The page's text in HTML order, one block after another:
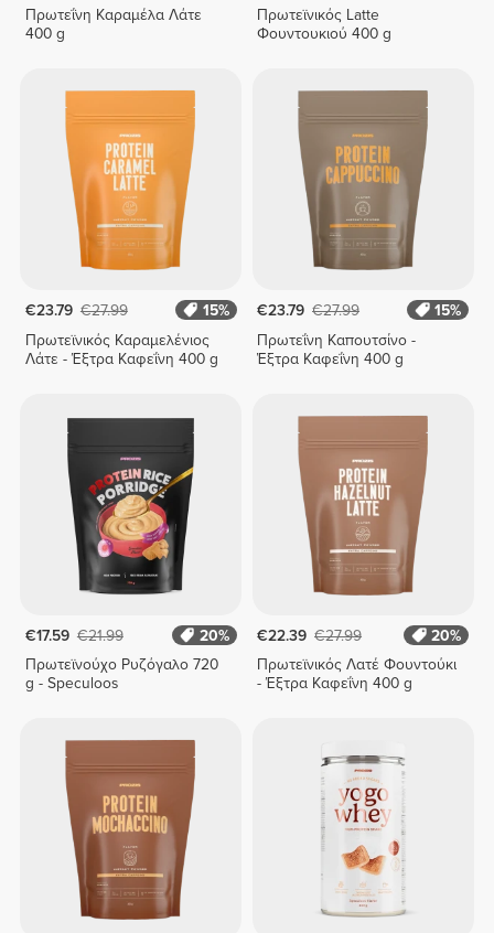
Πρωτεΐνη Καραμέλα Λάτε
400 g
Πρωτεϊνικός Latte
Φουντουκιού 400 g
€23.79 €27.99
15%
Πρωτεϊνικός Καραμελένιος
Λάτε - Έξτρα Καφεΐνη 400 g
€23.79 €27.99
15%
Πρωτεΐνη Καπουτσίνο -
Έξτρα Καφεΐνη 400 g
€17.59 €21.99
20%
Πρωτεϊνούχο Ρυζόγαλο 720
g - Speculoos
€22.39 €27.99
20%
Πρωτεϊνικός Λατέ Φουντούκι
- Έξτρα Καφεΐνη 400 g